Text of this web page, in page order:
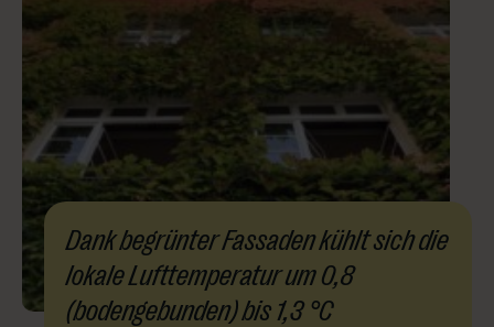
Dank begrünter Fassaden kühlt sich die
lokale Lufttemperatur um 0,8
(bodengebunden) bis 1,3 °C